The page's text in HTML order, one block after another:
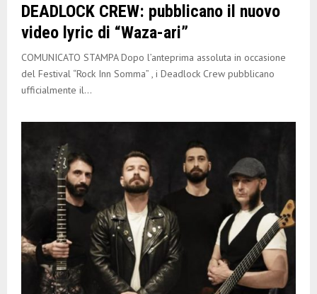
N
U
DEADLOCK CREW: pubblicano il nuovo
video lyric di “Waza-ari”
COMUNICATO STAMPA Dopo l’anteprima assoluta in occasione
del Festival “Rock Inn Somma” , i Deadlock Crew pubblicano
ufficialmente il...